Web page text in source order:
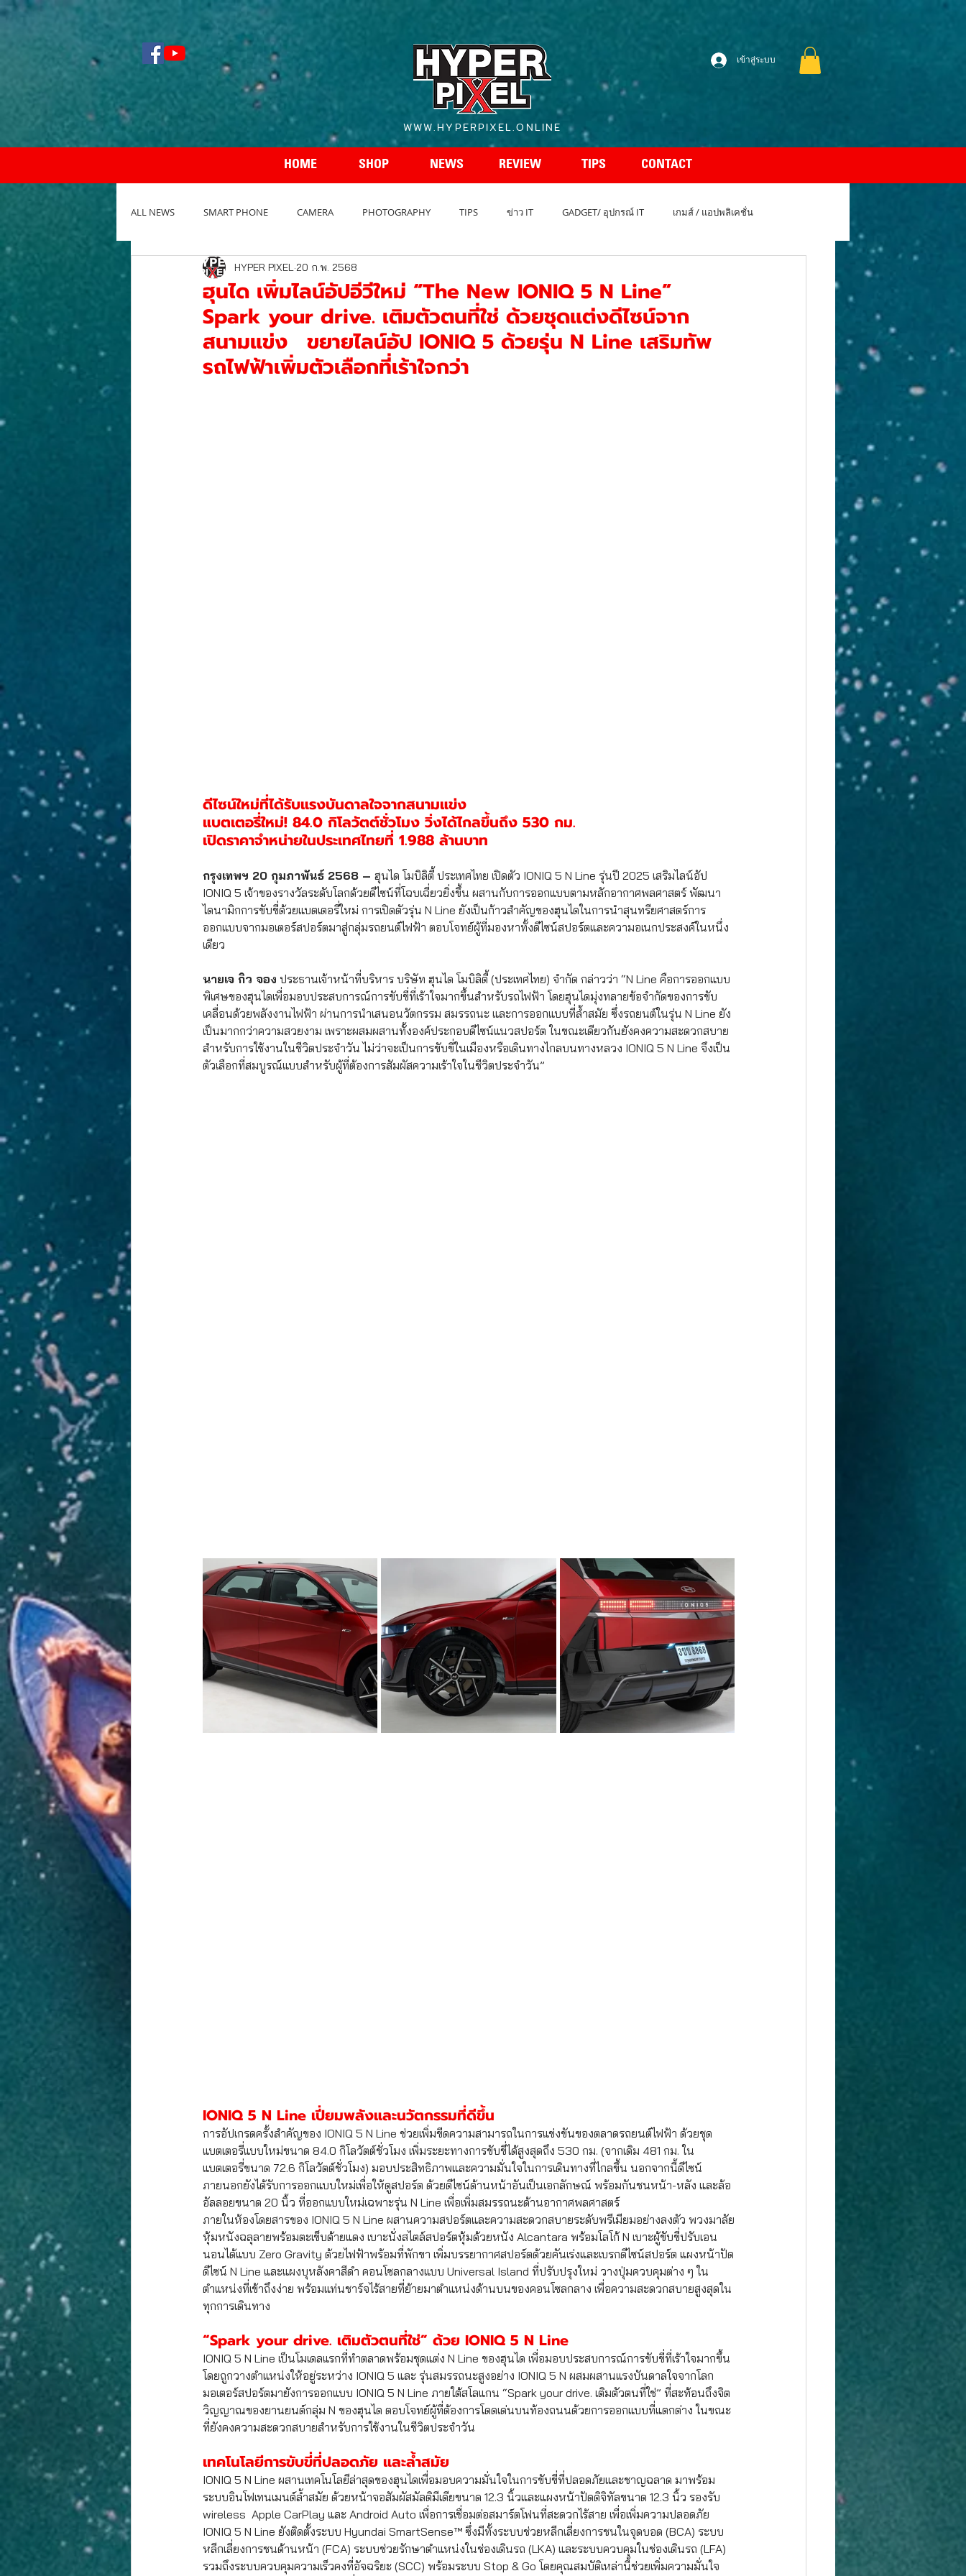
เข้าสู่ระบบ
WWW.HYPERPIXEL.ONLINE
HOME SHOP NEWS REVIEW TIPS CONTACT
ALL NEWS SMART PHONE CAMERA PHOTOGRAPHY TIPS ข่าว IT GADGET/ อุปกรณ์ IT เกมส์ / แอปพลิเคชั่น
NOTEBOOK / PC REVIEW กล้อง REVIEW โทรศัพท์
งานประกวดภาพวาด PR-NEWS
ฮุนได เพิ่มไลน์อัปอีวีใหม่ “The New IONIQ 5 N Line”
Spark your drive. เติมตัวตนที่ใช่ ด้วยชุดแต่งดีไซน์จาก
สนามแข่ง ขยายไลน์อัป IONIQ 5 ด้วยรุ่น N Line เสริมทัพ
รถไฟฟ้าเพิ่มตัวเลือกที่เร้าใจกว่า
HYPER PIXEL 20 ก.พ. 2568
ดีไซน์ใหม่ที่ได้รับแรงบันดาลใจจากสนามแข่ง
แบตเตอรี่ใหม่! 84.0 กิโลวัตต์ชั่วโมง วิ่งได้ไกลขึ้นถึง 530 กม.
เปิดราคาจำหน่ายในประเทศไทยที่ 1.988 ล้านบาท
กรุงเทพฯ 20 กุมภาพันธ์ 2568 – ฮุนได โมบิลิตี้ ประเทศไทย เปิดตัว IONIQ 5 N Line รุ่นปี 2025 เสริมไลน์อัป
IONIQ 5 เจ้าของรางวัลระดับโลกด้วยดีไซน์ที่โฉบเฉี่ยวยิ่งขึ้น ผสานกับการออกแบบตามหลักอากาศพลศาสตร์ พัฒนา
ไดนามิกการขับขี่ด้วยแบตเตอรี่ใหม่ การเปิดตัวรุ่น N Line ยังเป็นก้าวสำคัญของฮุนไดในการนำสุนทรียศาสตร์การ
ออกแบบจากมอเตอร์สปอร์ตมาสู่กลุ่มรถยนต์ไฟฟ้า ตอบโจทย์ผู้ที่มองหาทั้งดีไซน์สปอร์ตและความอเนกประสงค์ในหนึ่ง
เดียว
นายเจ กิว จอง ประธานเจ้าหน้าที่บริหาร บริษัท ฮุนได โมบิลิตี้ (ประเทศไทย) จำกัด กล่าวว่า “N Line คือการออกแบบ
พิเศษของฮุนไดเพื่อมอบประสบการณ์การขับขี่ที่เร้าใจมากขึ้นสำหรับรถไฟฟ้า โดยฮุนไดมุ่งทลายข้อจำกัดของการขับ
เคลื่อนด้วยพลังงานไฟฟ้า ผ่านการนำเสนอนวัตกรรม สมรรถนะ และการออกแบบที่ล้ำสมัย ซึ่งรถยนต์ในรุ่น N Line ยัง
เป็นมากกว่าความสวยงาม เพราะผสมผสานทั้งองค์ประกอบดีไซน์แนวสปอร์ต ในขณะเดียวกันยังคงความสะดวกสบาย
สำหรับการใช้งานในชีวิตประจำวัน ไม่ว่าจะเป็นการขับขี่ในเมืองหรือเดินทางไกลบนทางหลวง IONIQ 5 N Line จึงเป็น
ตัวเลือกที่สมบูรณ์แบบสำหรับผู้ที่ต้องการสัมผัสความเร้าใจในชีวิตประจำวัน”
IONIQ 5 N Line เปี่ยมพลังและนวัตกรรมที่ดีขึ้น
การอัปเกรดครั้งสำคัญของ IONIQ 5 N Line ช่วยเพิ่มขีดความสามารถในการแข่งขันของตลาดรถยนต์ไฟฟ้า ด้วยชุด
แบตเตอรี่แบบใหม่ขนาด 84.0 กิโลวัตต์ชั่วโมง เพิ่มระยะทางการขับขี่ได้สูงสุดถึง 530 กม. (จากเดิม 481 กม. ใน
แบตเตอรี่ขนาด 72.6 กิโลวัตต์ชั่วโมง) มอบประสิทธิภาพและความมั่นใจในการเดินทางที่ไกลขึ้น นอกจากนี้ดีไซน์
ภายนอกยังได้รับการออกแบบใหม่เพื่อให้ดูสปอร์ต ด้วยดีไซน์ด้านหน้าอันเป็นเอกลักษณ์ พร้อมกันชนหน้า-หลัง และล้อ
อัลลอยขนาด 20 นิ้ว ที่ออกแบบใหม่เฉพาะรุ่น N Line เพื่อเพิ่มสมรรถนะด้านอากาศพลศาสตร์
ภายในห้องโดยสารของ IONIQ 5 N Line ผสานความสปอร์ตและความสะดวกสบายระดับพรีเมียมอย่างลงตัว พวงมาลัย
หุ้มหนังฉลุลายพร้อมตะเข็บด้ายแดง เบาะนั่งสไตล์สปอร์ตหุ้มด้วยหนัง Alcantara พร้อมโลโก้ N เบาะผู้ขับขี่ปรับเอน
นอนได้แบบ Zero Gravity ด้วยไฟฟ้าพร้อมที่พักขา เพิ่มบรรยากาศสปอร์ตด้วยคันเร่งและเบรกดีไซน์สปอร์ต แผงหน้าปัด
ดีไซน์ N Line และแผงบุหลังคาสีดำ คอนโซลกลางแบบ Universal Island ที่ปรับปรุงใหม่ วางปุ่มควบคุมต่าง ๆ ใน
ตำแหน่งที่เข้าถึงง่าย พร้อมแท่นชาร์จไร้สายที่ย้ายมาตำแหน่งด้านบนของคอนโซลกลาง เพื่อความสะดวกสบายสูงสุดใน
ทุกการเดินทาง
“Spark your drive. เติมตัวตนที่ใช่” ด้วย IONIQ 5 N Line
IONIQ 5 N Line เป็นโมเดลแรกที่ทำตลาดพร้อมชุดแต่ง N Line ของฮุนได เพื่อมอบประสบการณ์การขับขี่ที่เร้าใจมากขึ้น
โดยถูกวางตำแหน่งให้อยู่ระหว่าง IONIQ 5 และ รุ่นสมรรถนะสูงอย่าง IONIQ 5 N ผสมผสานแรงบันดาลใจจากโลก
มอเตอร์สปอร์ตมายังการออกแบบ IONIQ 5 N Line ภายใต้สโลแกน “Spark your drive. เติมตัวตนที่ใช่” ที่สะท้อนถึงจิต
วิญญาณของยานยนต์กลุ่ม N ของฮุนได ตอบโจทย์ผู้ที่ต้องการโดดเด่นบนท้องถนนด้วยการออกแบบที่แตกต่าง ในขณะ
ที่ยังคงความสะดวกสบายสำหรับการใช้งานในชีวิตประจำวัน
เทคโนโลยีการขับขี่ที่ปลอดภัย และล้ำสมัย
IONIQ 5 N Line ผสานเทคโนโลยีล่าสุดของฮุนไดเพื่อมอบความมั่นใจในการขับขี่ที่ปลอดภัยและชาญฉลาด มาพร้อม
ระบบอินโฟเทนเมนต์ล้ำสมัย ด้วยหน้าจอสัมผัสมัลติมีเดียขนาด 12.3 นิ้วและแผงหน้าปัดดิจิทัลขนาด 12.3 นิ้ว รองรับ
wireless  Apple CarPlay และ Android Auto เพื่อการเชื่อมต่อสมาร์ตโฟนที่สะดวกไร้สาย เพื่อเพิ่มความปลอดภัย
IONIQ 5 N Line ยังติดตั้งระบบ Hyundai SmartSense™ ซึ่งมีทั้งระบบช่วยหลีกเลี่ยงการชนในจุดบอด (BCA) ระบบ
หลีกเลี่ยงการชนด้านหน้า (FCA) ระบบช่วยรักษาตำแหน่งในช่องเดินรถ (LKA) และระบบควบคุมในช่องเดินรถ (LFA)
รวมถึงระบบควบคุมความเร็วคงที่อัจฉริยะ (SCC) พร้อมระบบ Stop & Go โดยคุณสมบัติเหล่านี้ช่วยเพิ่มความมั่นใจ